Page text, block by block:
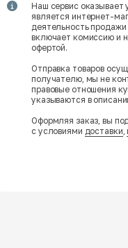
Наш сервис оказывает
является интернет-
деятельность продажи
включает комиссию и
офертой.
Отправка товаров
получателю, мы не
правовые отношения
указываются в
Оформляя заказ, вы
с условиями доставки,